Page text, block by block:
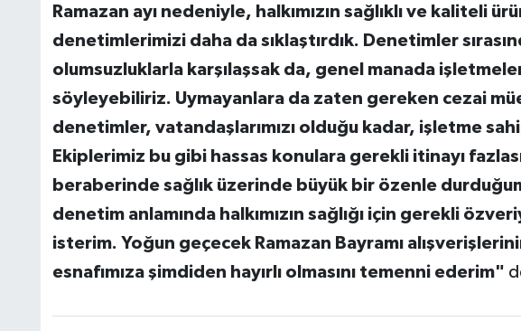
Ramazan ayı nedeniyle, halkımızın sağlıklı ve kaliteli
denetimlerimizi daha da sıklaştırdık. Denetimler
olumsuzluklarla karşılaşsak da, genel manada
söyleyebiliriz. Uymayanlara da zaten gereken cezai
denetimler, vatandaşlarımızı olduğu kadar, işletme
Ekiplerimiz bu gibi hassas konulara gerekli itinayı
beraberinde sağlık üzerinde büyük bir özenle
denetim anlamında halkımızın sağlığı için gerekli
isterim. Yoğun geçecek Ramazan Bayramı
esnafımıza şimdiden hayırlı olmasını temenni ederim"